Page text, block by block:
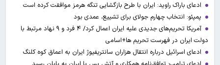
ادعای باراک راوید: ایران با طرح بازگشایی تنگه هرمز موافقت کرده است
پمپئو: انتخاب چهارم جولای برای تشییع، عمدی بود
آمریکا تحریم‌های جدیدی علیه ایران اعمال کرد/ ۴ فرد و ۹ نهاد مرتبط با
دولت ایران در فهرست تحریم ها+اسامی
ادعای اسرائیل درباره انتقال هزاران سانتریفیوژ ایران به اعماق کوه کلنگ